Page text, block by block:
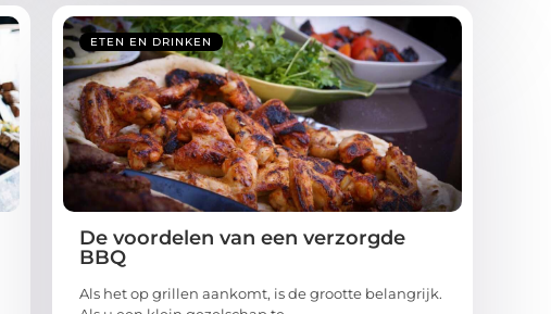
ETEN EN DRINKEN
De voordelen van een verzorgde
BBQ
Als het op grillen aankomt, is de grootte belangrijk.